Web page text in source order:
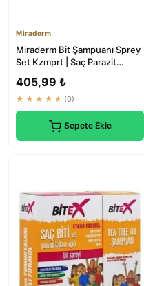
Miraderm
Miraderm Bit Şampuanı Sprey
Set Kzmprt | Saç Parazit
405,99 ₺
★★★★★ (0)
Sepete Ekle